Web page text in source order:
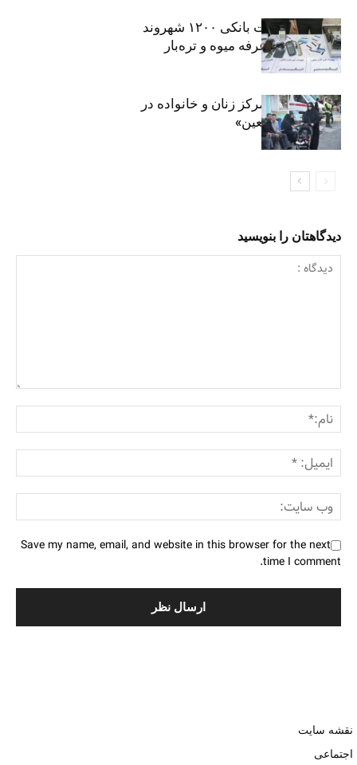
افشای اطلاعات بانکی ۱۲۰۰ شهروند
تهرانی در یک غرفه میوه و تره‌بار
روایت حضور مرکز زنان و خانواده در
«جاماندگان اربعین»
دیدگاهتان را بنویسید
Save my name, email, and website in this browser for the next
time I comment.
نقشه سایت
اجتماعی